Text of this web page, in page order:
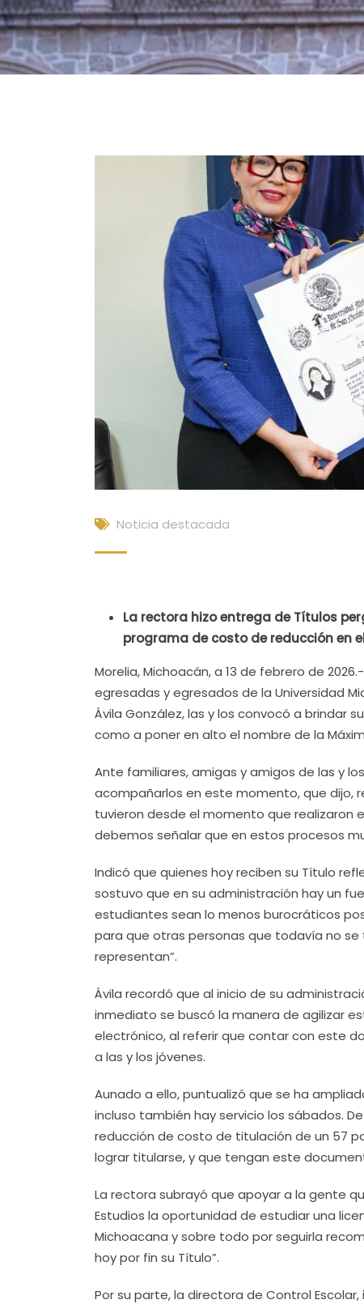
Noticia destacada
La rectora hizo entrega de Títulos
programa de costo de reducción en
Morelia, Michoacán, a 13 de febrero de
egresadas y egresados de la Universidad
Ávila González, las y los convocó a brindar
como a poner en alto el nombre de la
Ante familiares, amigas y amigos de las y
acompañarlos en este momento, que dijo,
tuvieron desde el momento que realizaron
debemos señalar que en estos procesos
Indicó que quienes hoy reciben su Título
sostuvo que en su administración hay un
estudiantes sean lo menos burocráticos
para que otras personas que todavía no
representan”.
Ávila recordó que al inicio de su
inmediato se buscó la manera de agilizar
electrónico, al referir que contar con este
a las y los jóvenes.
Aunado a ello, puntualizó que se ha
incluso también hay servicio los sábados.
reducción de costo de titulación de un 57
lograr titularse, y que tengan este
La rectora subrayó que apoyar a la gente
Estudios la oportunidad de estudiar una
Michoacana y sobre todo por seguirla
hoy por fin su Título”.
Por su parte, la directora de Control